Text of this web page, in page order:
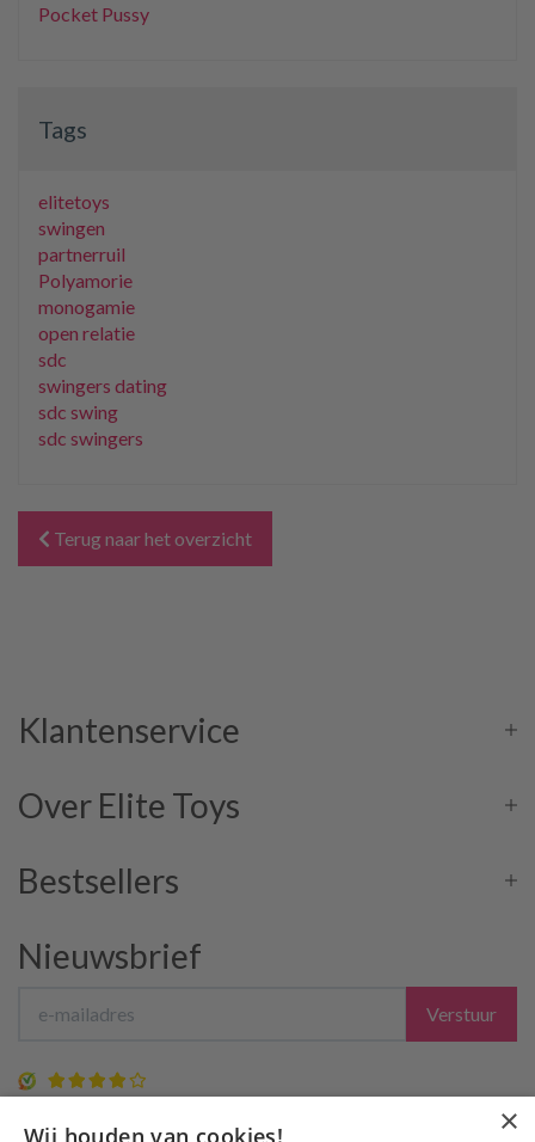
Pocket Pussy
Tags
elitetoys
swingen
partnerruil
Polyamorie
monogamie
open relatie
sdc
swingers dating
sdc swing
sdc swingers
Terug naar het overzicht
Klantenservice
Over Elite Toys
Bestsellers
Nieuwsbrief
Verstuur
×
Wij houden van cookies!